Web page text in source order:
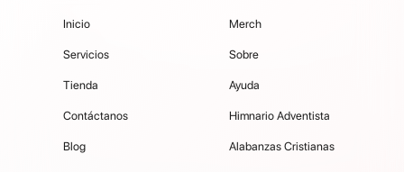
Inicio
Servicios
Tienda
Contáctanos
Blog
Merch
Sobre
Ayuda
Himnario Adventista
Alabanzas Cristianas